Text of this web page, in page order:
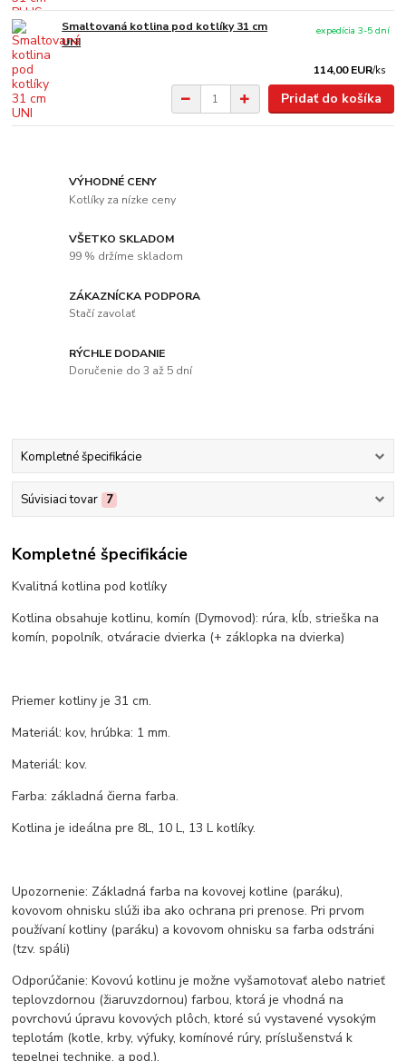
Smaltovaná kotlina pod kotlíky 31 cm
UNI
114,00 EUR/ks
expedícia 3-5 dní
Pridať do košíka
VÝHODNÉ CENY
Kotlíky za nízke ceny
VŠETKO SKLADOM
99 % držíme skladom
ZÁKAZNÍCKA PODPORA
Stačí zavolať
RÝCHLE DODANIE
Doručenie do 3 až 5 dní
Kompletné špecifikácie
Súvisiaci tovar 7
Kompletné špecifikácie
Kvalitná kotlina pod kotlíky
Kotlina obsahuje kotlinu, komín (Dymovod): rúra, kĺb, strieška na
komín, popolník, otváracie dvierka (+ záklopka na dvierka)
Priemer kotliny je 31 cm.
Materiál: kov, hrúbka: 1 mm.
Materiál: kov.
Farba: základná čierna farba.
Kotlina je ideálna pre 8L, 10 L, 13 L kotlíky.
Upozornenie: Základná farba na kovovej kotline (paráku),
kovovom ohnisku slúži iba ako ochrana pri prenose. Pri prvom
používaní kotliny (paráku) a kovovom ohnisku sa farba odstráni
(tzv. spáli)
Odporúčanie: Kovovú kotlinu je možne vyšamotovať alebo natrieť
teplovzdornou (žiaruvzdornou) farbou, ktorá je vhodná na
povrchovú úpravu kovových plôch, ktoré sú vystavené vysokým
teplotám (kotle, krby, výfuky, komínové rúry, príslušenstvá k
tepelnej technike, a pod.).